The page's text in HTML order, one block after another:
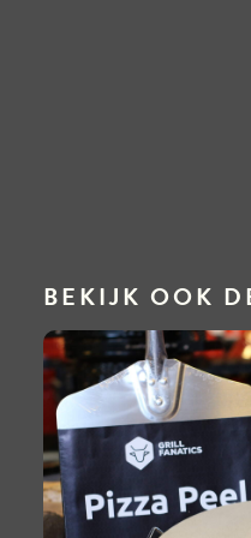
BEKIJK OOK